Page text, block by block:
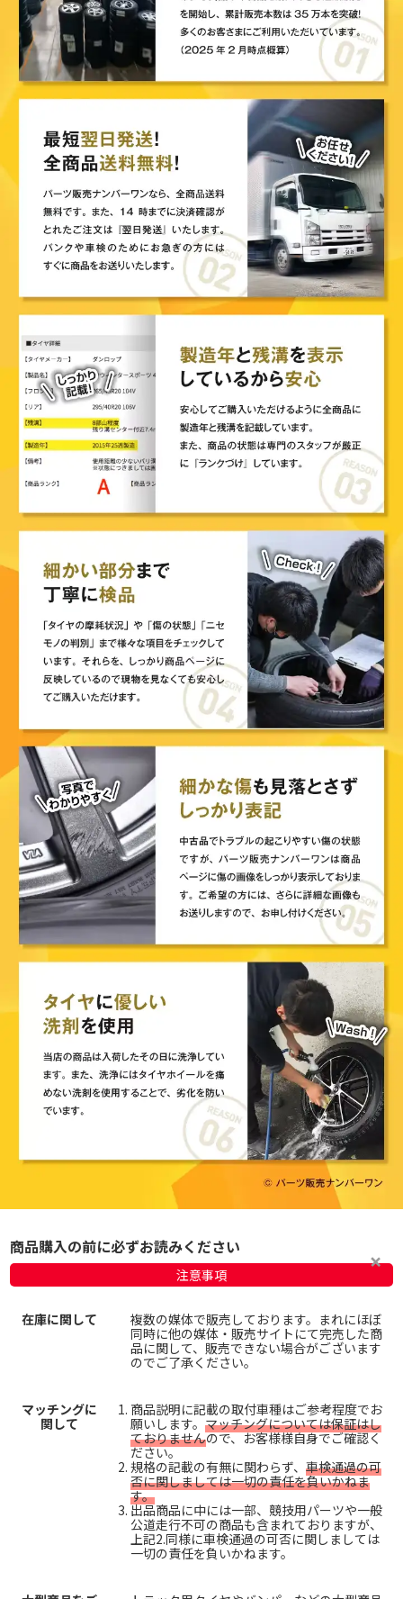
商品購入の前に必ずお読みください
注意事項
在庫に関して
複数の媒体で販売しております。まれにほぼ
同時に他の媒体・販売サイトにて完売した商
品に関して、販売できない場合がございます
のでご了承ください。
マッチングに
関して
商品説明に記載の取付車種はご参考程度でお
願いします。 マッチングについては保証はし
ておりませんので、お客様様自身でご確認く
ださい。
規格の記載の有無に関わらず、 車検通過の可
否に関しましては一切の責任を負いかねま
す。
出品商品に中には一部、競技用パーツや一般
公道走行不可の商品も含まれておりますが、
上記2.同様に車検通過の可否に関しましては
一切の責任を負いかねます。